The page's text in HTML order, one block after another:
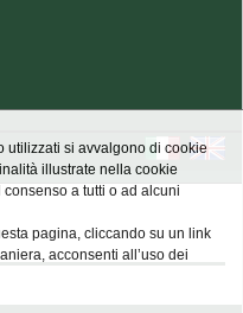
utilizzati si avvalgono di cookie
illustrate nella cookie
a tutti o ad alcuni
pagina, cliccando su un link
acconsenti all’uso dei